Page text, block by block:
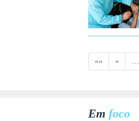
«« « …
Em foco